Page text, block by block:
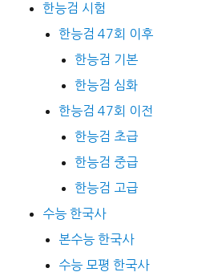
한능검 시험
한능검 47회 이후
한능검 기본
한능검 심화
한능검 47회 이전
한능검 초급
한능검 중급
한능검 고급
수능 한국사
본수능 한국사
수능 모평 한국사